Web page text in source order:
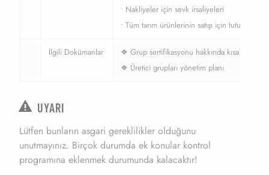
• Nakliyeler için sevk irsaliyeleri
• Tüm tarım ürünlerinin satışı için tutulan
İlgili Dokümanlar
❖ Grup sertifikasyonu hakkında kısa bilgi
❖ Üretici grupları yönetim planı
UYARI
Lütfen bunların asgari gereklilikler olduğunu
unutmayınız. Birçok durumda ek konular kontrol
programına eklenmek durumunda kalacaktır!